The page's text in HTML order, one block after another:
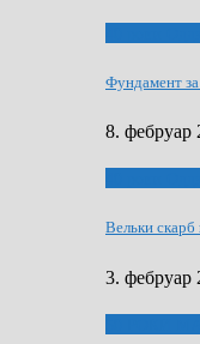
Фундамент
8. фебруар
Вельки
3. фебруар